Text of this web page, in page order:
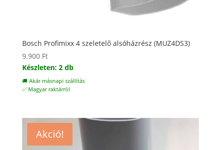
Bosch Profimixx 4 szeletelő alsóházrész (MUZ4DS3)
9.900 Ft
Készleten: 2 db
🚚 Akár másnapi szállítás
✅ Magyar raktárról
Akció!